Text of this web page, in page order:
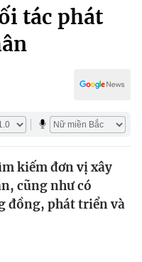
tác phát
kiếm đơn vị xây
cũng như có
đồng, phát triển và